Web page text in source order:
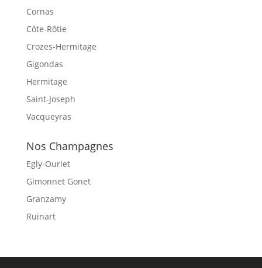
Cornas
Côte-Rôtie
Crozes-Hermitage
Gigondas
Hermitage
Saint-Joseph
Vacqueyras
Nos Champagnes
Egly-Ouriet
Gimonnet Gonet
Granzamy
Ruinart